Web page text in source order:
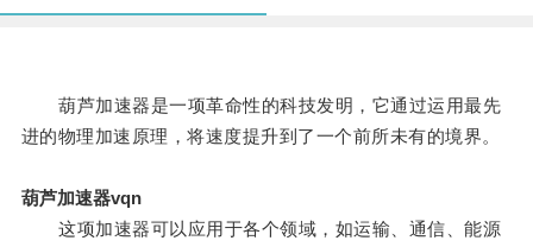
葫芦加速器是一项革命性的科技发明，它通过运用最先
进的物理加速原理，将速度提升到了一个前所未有的境界。
葫芦加速器vqn
这项加速器可以应用于各个领域，如运输、通信、能源